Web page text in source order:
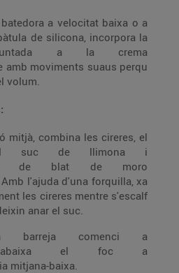
a velocitat baixa o a
de silicona, incorpora la
a la crema
amb moviments suaus perqu
volum.
mitjà, combina les cireres, el
suc de llimona i
de blat de moro
l'ajuda d'una forquilla, xa
les cireres mentre s'escalf
anar el suc.
barreja comenci a
abaixa el foc a
mitjana-baixa.